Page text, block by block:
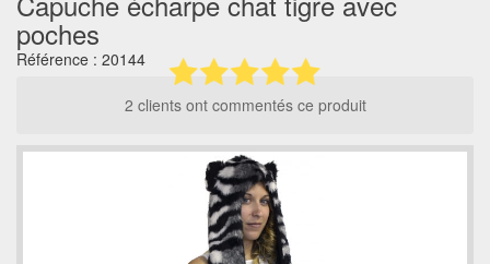
poches
Référence : 20144
2 clients ont commentés ce produit